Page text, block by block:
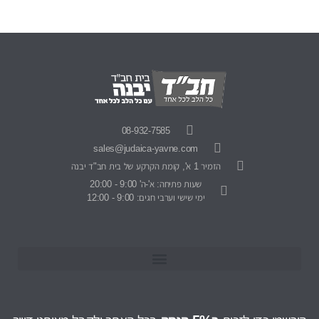
08-932-7585
sales@judaica-yavne.com
הזמיר 1 א', קומת הקרקע של בית חב"ד יבנה
שעות פתיחה: א'-ה' 9:00 - 20:00
ימי שישי וערבי חגים: 9:00 - 12:00